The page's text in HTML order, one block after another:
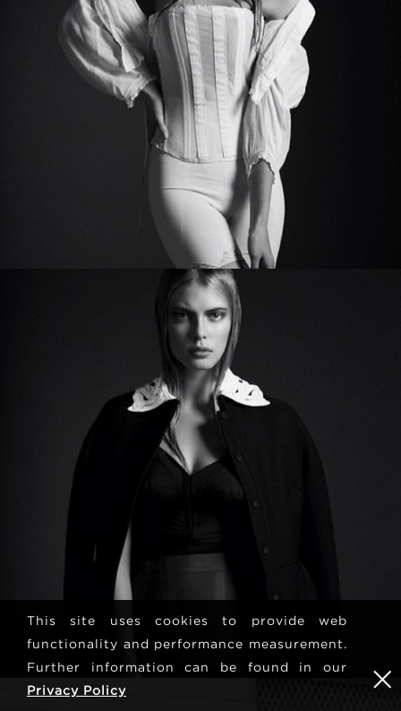
This site uses cookies to provide web
functionality and performance measurement.
Further information can be found in our
Privacy Policy